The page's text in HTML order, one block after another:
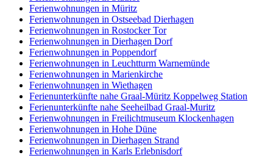
Ferienwohnungen in Müritz
Ferienwohnungen in Ostseebad Dierhagen
Ferienwohnungen in Rostocker Tor
Ferienwohnungen in Dierhagen Dorf
Ferienwohnungen in Poppendorf
Ferienwohnungen in Leuchtturm Warnemünde
Ferienwohnungen in Marienkirche
Ferienwohnungen in Wiethagen
Ferienunterkünfte nahe Graal-Müritz Koppelweg Station
Ferienunterkünfte nahe Seeheilbad Graal-Muritz
Ferienwohnungen in Freilichtmuseum Klockenhagen
Ferienwohnungen in Hohe Düne
Ferienwohnungen in Dierhagen Strand
Ferienwohnungen in Karls Erlebnisdorf